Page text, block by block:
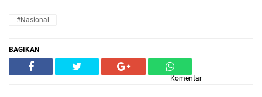
#Nasional
BAGIKAN
Komentar